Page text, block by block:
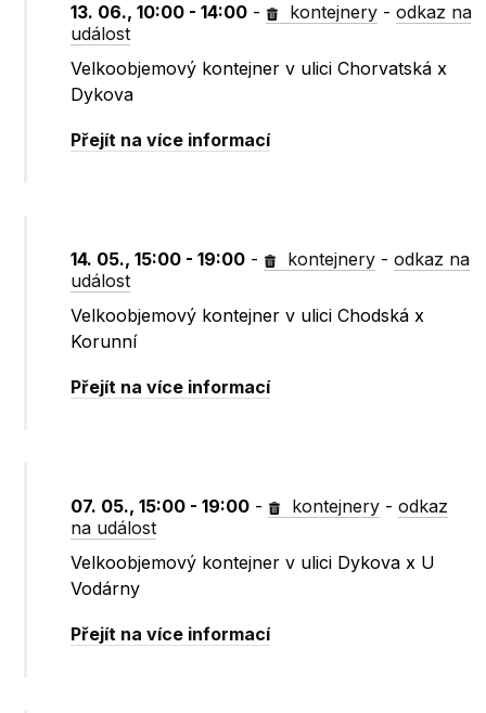
13. 06., 10:00 - 14:00 - kontejnery -odkaz na
událost
Velkoobjemový kontejner v ulici Chorvatská x
Dykova
Přejít na více informací
14. 05., 15:00 - 19:00 - kontejnery -odkaz na
událost
Velkoobjemový kontejner v ulici Chodská x
Korunní
Přejít na více informací
07. 05., 15:00 - 19:00 - kontejnery -odkaz
na událost
Velkoobjemový kontejner v ulici Dykova x U
Vodárny
Přejít na více informací